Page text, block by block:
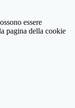
essere
pagina della cookie